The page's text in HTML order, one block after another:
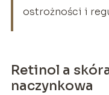
ostrożności i
Retinol a
naczynkowa